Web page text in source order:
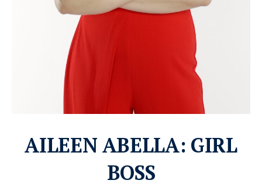
AILEEN ABELLA: GIRL
BOSS